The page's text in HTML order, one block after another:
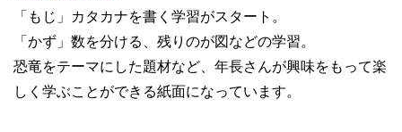
「もじ」カタカナを書く学習がスタート。
「かず」数を分ける、残りのが図などの学習。
恐竜をテーマにした題材など、年長さんが興味をもって楽
しく学ぶことができる紙面になっています。